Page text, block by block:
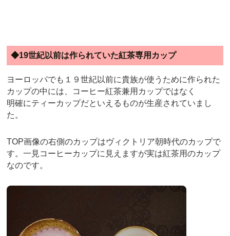
◆19世紀以前は作られていた紅茶専用カップ
ヨーロッパでも１９世紀以前に貴族が使うために作られた
カップの中には、コーヒー紅茶兼用カップではなく
明確にティーカップだといえるものが生産されていまし
た。
TOP画像の右側のカップはヴィクトリア朝時代のカップで
す。一見コーヒーカップに見えますが実は紅茶用のカップ
なのです。